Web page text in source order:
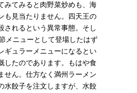
みてみると肉野菜炒めも、海
も見当たりません。四天王の
されるという異常事態。そし
メニューとして登場したはず
ギュラーメニューになるとい
したのであります。もはや食
せん。仕方なく満州ラーメン
水餃子を注文しますが、水餃